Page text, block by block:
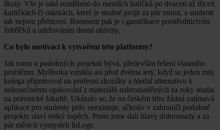
školy. Vše je také rozděleno do menších balíčků po dvaceti až třiceti
kartičkách či otázkách, které je možné projít za pár minut, a studenti
tak nejsou přehlceni. Bonusem pak je i gamifikace prostřednictvím
žebříčků a udržováním denní aktivity.
Co bylo motivací k vytvoření této platformy?
Jak tomu u podobných projektů bývá, především řešení vlastního
problému. Myšlenka vznikla asi před dvěma lety, když se jeden můj
kolega připravoval na profesní zkoušky a hledal alternativu k
nekonečnému opakování z materiálů nahromaděných za roky studia
na právnické fakultě. Ukázalo se, že na českém trhu žádná zajímavá
aplikace pro studenty práv neexistuje, ačkoliv v zahraničí podobné
projekty slaví velký úspěch. Proto jsme dali hlavy dohromady a za
pár měsíců vymysleli InLege.